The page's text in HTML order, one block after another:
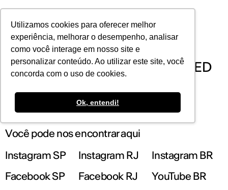
Utilizamos cookies para oferecer melhor
experiência, melhorar o desempenho, analisar
como você interage em nosso site e
personalizar conteúdo. Ao utilizar este site, você
concorda com o uso de cookies.
Ok, entendi!
POR
Cursos de Pós-Graduação no IED
São Paulo
Você pode nos encontrar aqui
Instagram SP
Instagram RJ
Instagram BR
Facebook SP
Facebook RJ
YouTube BR